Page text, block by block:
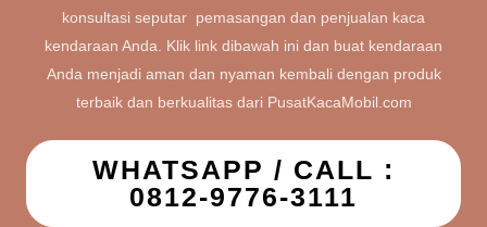
konsultasi seputar pemasangan dan penjualan kaca
kendaraan Anda. Klik link dibawah ini dan buat kendaraan
Anda menjadi aman dan nyaman kembali dengan produk
terbaik dan berkualitas dari PusatKacaMobil.com
WHATSAPP / CALL :
0812-9776-3111